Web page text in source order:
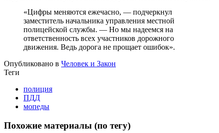
«Цифры меняются ежечасно, — подчеркнул
заместитель начальника управления местной
полицейской службы. — Но мы надеемся на
ответственность всех участников дорожного
движения. Ведь дорога не прощает ошибок».
Опубликовано в Человек и Закон
Теги
полиция
ПДД
мопеды
Похожие материалы (по тегу)